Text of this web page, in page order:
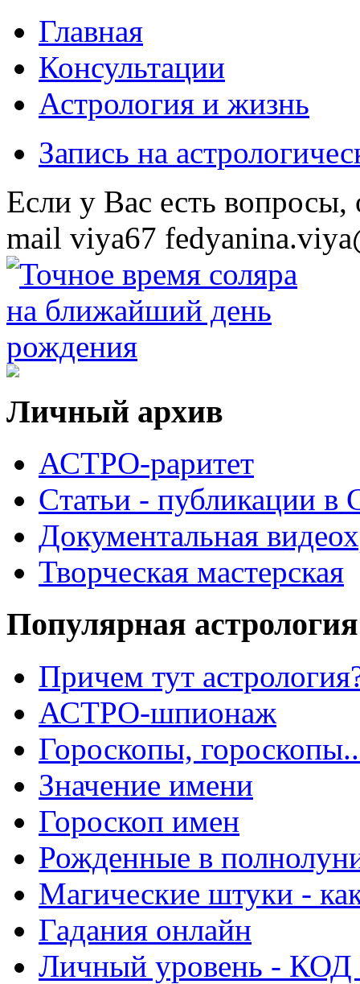
Главная
Консультации
Астрология и жизнь
Запись на
Eсли у Вас есть
mail viya67
Личный архив
АСТРО-раритет
Cтатьи - публикации
Документальная
Творческая мастерская
Популярная астрология
Причем тут
АСТРО-шпионаж
Гороскопы,
Значение имени
Гороскоп имен
Рожденные в
Магические штуки -
Гадания онлайн
Личный уровень - КОД